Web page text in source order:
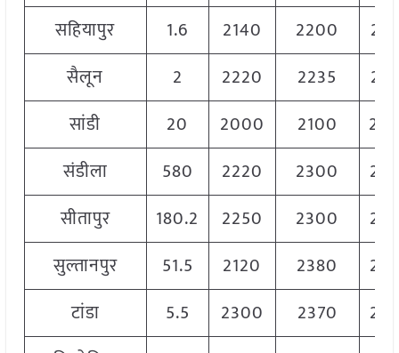
सहियापुर
1.6 2140 2200
सैलून
2 2220 2235
सांडी
20 2000 2100
संडीला
580 2220 2300
सीतापुर
180.2 2250 2300
सुल्तानपुर
51.5 2120 2380
टांडा
5.5 2300 2370